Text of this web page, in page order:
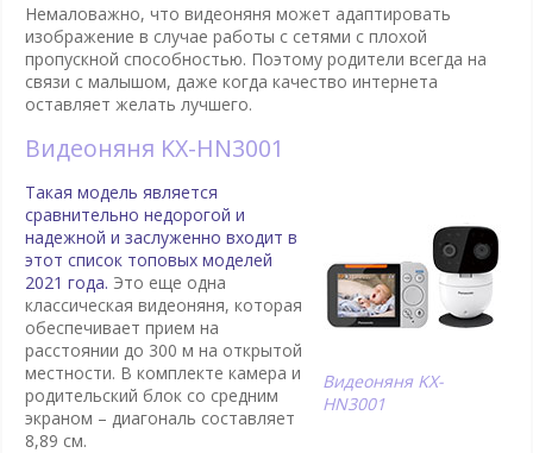
Немаловажно, что видеоняня может адаптировать
изображение в случае работы с сетями с плохой
пропускной способностью. Поэтому родители всегда на
связи с малышом, даже когда качество интернета
оставляет желать лучшего.
Видеоняня KX-HN3001
Видеоняня KX-
HN3001
Такая модель является
сравнительно недорогой и
надежной и заслуженно входит в
этот список топовых моделей
2021 года. Это еще одна
классическая видеоняня, которая
обеспечивает прием на
расстоянии до 300 м на открытой
местности. В комплекте камера и
родительский блок со средним
экраном – диагональ составляет
8,89 см.